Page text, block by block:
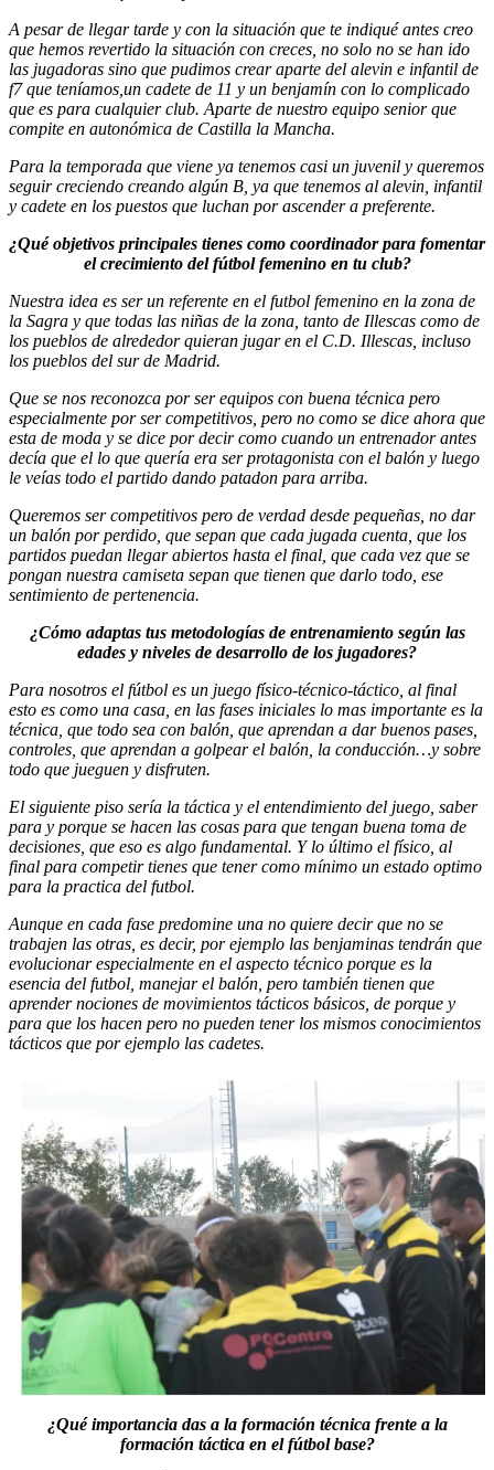
A pesar de llegar tarde y con la situación que te indiqué antes creo
que hemos revertido la situación con creces, no solo no se han ido
las jugadoras sino que pudimos crear aparte del alevin e infantil de
f7 que teníamos,un cadete de 11 y un benjamín con lo complicado
que es para cualquier club. Aparte de nuestro equipo senior que
compite en autonómica de Castilla la Mancha.
Para la temporada que viene ya tenemos casi un juvenil y queremos
seguir creciendo creando algún B, ya que tenemos al alevin, infantil
y cadete en los puestos que luchan por ascender a preferente.
¿Qué objetivos principales tienes como coordinador para fomentar
el crecimiento del fútbol femenino en tu club?
Nuestra idea es ser un referente en el futbol femenino en la zona de
la Sagra y que todas las niñas de la zona, tanto de Illescas como de
los pueblos de alrededor quieran jugar en el C.D. Illescas, incluso
los pueblos del sur de Madrid.
Que se nos reconozca por ser equipos con buena técnica pero
especialmente por ser competitivos, pero no como se dice ahora que
esta de moda y se dice por decir como cuando un entrenador antes
decía que el lo que quería era ser protagonista con el balón y luego
le veías todo el partido dando patadon para arriba.
Queremos ser competitivos pero de verdad desde pequeñas, no dar
un balón por perdido, que sepan que cada jugada cuenta, que los
partidos puedan llegar abiertos hasta el final, que cada vez que se
pongan nuestra camiseta sepan que tienen que darlo todo, ese
sentimiento de pertenencia.
¿Cómo adaptas tus metodologías de entrenamiento según las
edades y niveles de desarrollo de los jugadores?
Para nosotros el fútbol es un juego físico-técnico-táctico, al final
esto es como una casa, en las fases iniciales lo mas importante es la
técnica, que todo sea con balón, que aprendan a dar buenos pases,
controles, que aprendan a golpear el balón, la conducción…y sobre
todo que jueguen y disfruten.
El siguiente piso sería la táctica y el entendimiento del juego, saber
para y porque se hacen las cosas para que tengan buena toma de
decisiones, que eso es algo fundamental. Y lo último el físico, al
final para competir tienes que tener como mínimo un estado optimo
para la practica del futbol.
Aunque en cada fase predomine una no quiere decir que no se
trabajen las otras, es decir, por ejemplo las benjaminas tendrán que
evolucionar especialmente en el aspecto técnico porque es la
esencia del futbol, manejar el balón, pero también tienen que
aprender nociones de movimientos tácticos básicos, de porque y
para que los hacen pero no pueden tener los mismos conocimientos
tácticos que por ejemplo las cadetes.
¿Qué importancia das a la formación técnica frente a la
formación táctica en el fútbol base?